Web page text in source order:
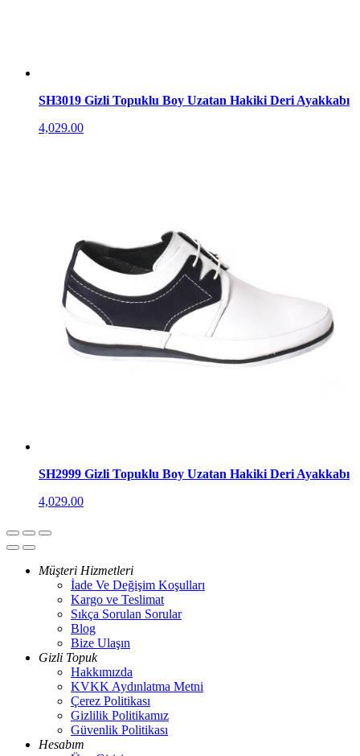
SH3019 Gizli Topuklu Boy Uzatan Hakiki Deri Ayakkabı
4,029.00
SH2999 Gizli Topuklu Boy Uzatan Hakiki Deri Ayakkabı
4,029.00
Müşteri Hizmetleri
İade Ve Değişim Koşulları
Kargo ve Teslimat
Sıkça Sorulan Sorular
Blog
Bize Ulaşın
Gizli Topuk
Hakkımızda
KVKK Aydınlatma Metni
Çerez Politikası
Gizlilik Politikamız
Güvenlik Politikası
Hesabım